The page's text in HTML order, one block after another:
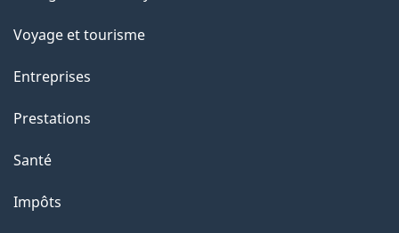
Voyage et tourisme
Entreprises
Prestations
Santé
Impôts